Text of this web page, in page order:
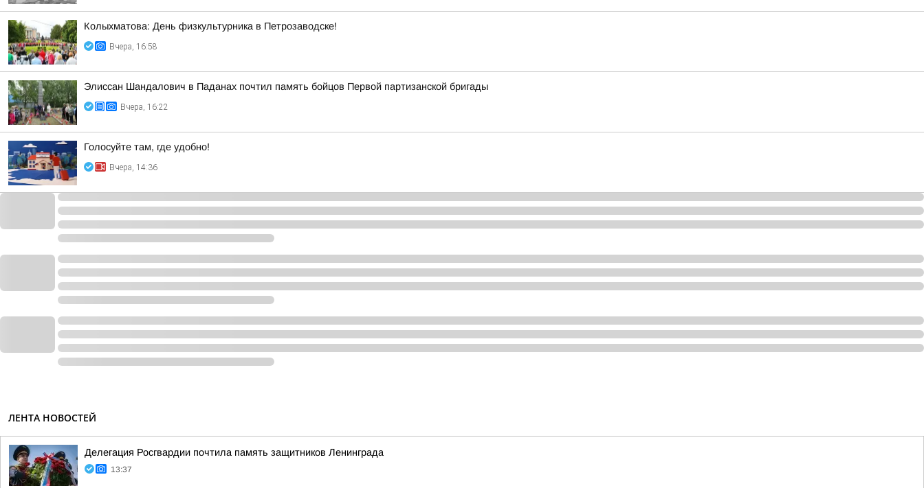
Колыхматова: День физкультурника в Петрозаводске!
Вчера, 16:58
Элиссан Шандалович в Паданах почтил память бойцов Первой партизанской бригады
Вчера, 16:22
Голосуйте там, где удобно!
Вчера, 14:36
ЛЕНТА НОВОСТЕЙ
Делегация Росгвардии почтила память защитников Ленинграда
13:37